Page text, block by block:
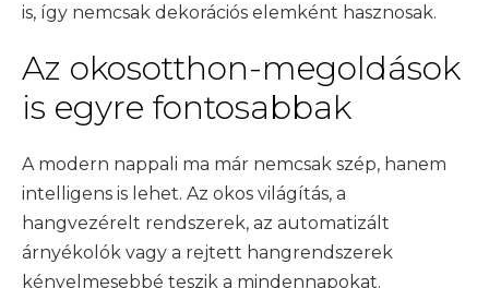
is, így nemcsak dekorációs elemként hasznosak.
Az okosotthon-megoldások
is egyre fontosabbak
A modern nappali ma már nemcsak szép, hanem
intelligens is lehet. Az okos világítás, a
hangvezérelt rendszerek, az automatizált
árnyékolók vagy a rejtett hangrendszerek
kényelmesebbé teszik a mindennapokat.